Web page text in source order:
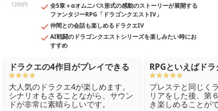
1200円
全5章＋αオムニバス形式の感動のストーリーが展開する
ファンタジーRPG「ドラゴンクエストIV」
仲間との会話も楽しめるドラクエIV
AI戦闘のドラゴンクエストシリーズを楽しみたい時にお
すすめ
ドラクエの4作目がプレイできる
大人気のドラクエ4が楽しめます。
シナリオもさることながら、サウン
ドが非常に素晴らしいです。
RPGといえばド
プレステと同じく
リアをした後、第
き楽しめることが